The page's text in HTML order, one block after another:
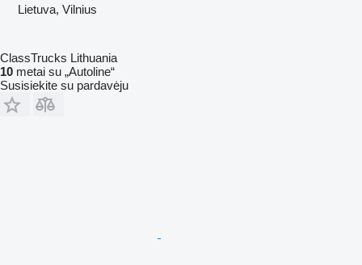
Lietuva, Vilnius
ClassTrucks Lithuania
10 metai su „Autoline“
Susisiekite su pardavėju